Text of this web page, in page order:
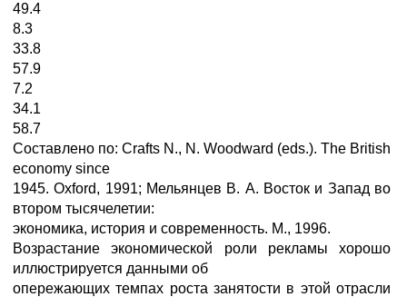
49.4
8.3
33.8
57.9
7.2
34.1
58.7
Составлено по: Crafts N., N. Woodward (eds.). The British
economy since
1945. Oxford, 1991; Мельянцев В. А. Восток и Запад во
втором тысячелетии:
экономика, история и современность. М., 1996.
Возрастание экономической роли рекламы хорошо
иллюстрируется данными об
опережающих темпах роста занятости в этой отрасли